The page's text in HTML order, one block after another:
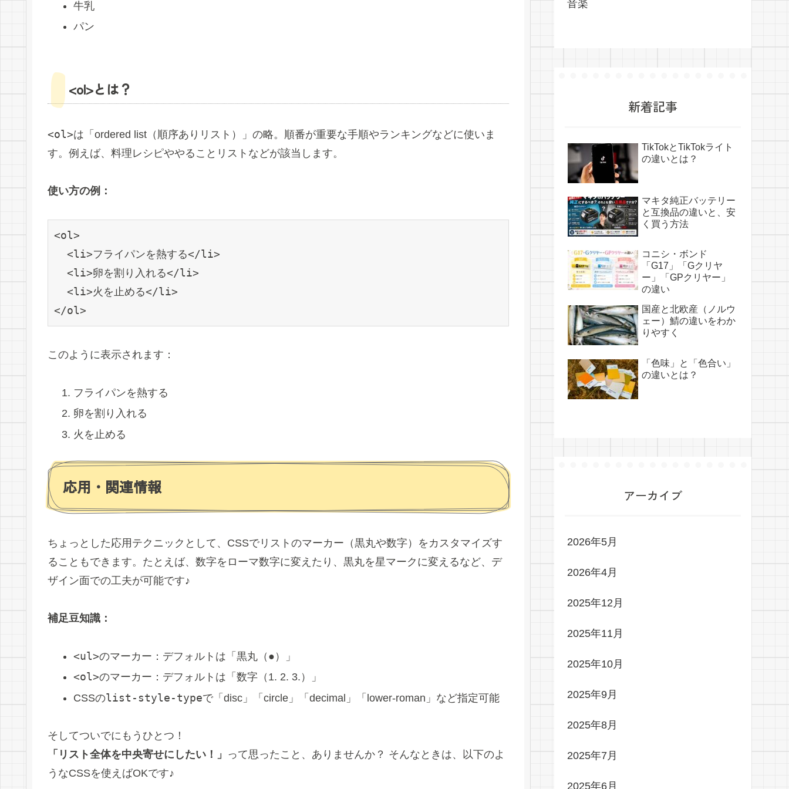
牛乳
パン
<ol>とは？
<ol>は「ordered list（順序ありリスト）」の略。順番が重要な手順やランキングなどに使いま
す。例えば、料理レシピややることリストなどが該当します。
使い方の例：
<ol>
  <li>フライパンを熱する</li>
  <li>卵を割り入れる</li>
  <li>火を止める</li>
</ol>
このように表示されます：
フライパンを熱する
卵を割り入れる
火を止める
応用・関連情報
ちょっとした応用テクニックとして、CSSでリストのマーカー（黒丸や数字）をカスタマイズす
ることもできます。たとえば、数字をローマ数字に変えたり、黒丸を星マークに変えるなど、デ
ザイン面での工夫が可能です♪
補足豆知識：
<ul>のマーカー：デフォルトは「黒丸（●）」
<ol>のマーカー：デフォルトは「数字（1. 2. 3.）」
CSSのlist-style-typeで「disc」「circle」「decimal」「lower-roman」など指定可能
そしてついでにもうひとつ！
「リスト全体を中央寄せにしたい！」 って思ったこと、ありませんか？ そんなときは、以下のよ
うなCSSを使えばOKです♪
音楽
新着記事
TikTokとTikTokライト
の違いとは？
マキタ純正バッテリー
と互換品の違いと、安
く買う方法
コニシ・ボンド
「G17」「Gクリヤ
ー」「GPクリヤー」
の違い
国産と北欧産（ノルウ
ェー）鯖の違いをわか
りやすく
「色味」と「色合い」
の違いとは？
アーカイブ
2026年5月
2026年4月
2025年12月
2025年11月
2025年10月
2025年9月
2025年8月
2025年7月
2025年6月